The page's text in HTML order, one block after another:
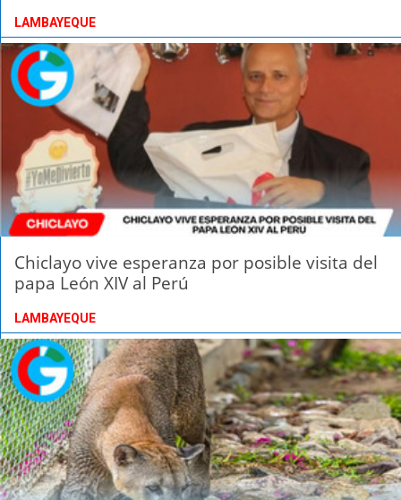
LAMBAYEQUE
Chiclayo vive esperanza por posible visita del
papa León XIV al Perú
LAMBAYEQUE